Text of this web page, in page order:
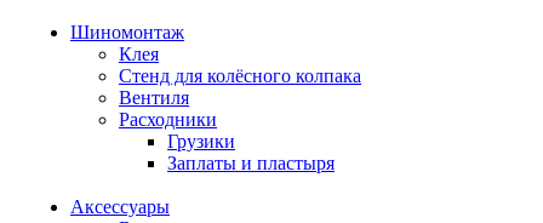
Шиномонтаж
Клея
Стенд для колёсного колпака
Вентиля
Расходники
Грузики
Заплаты и пластыря
Аксессуары